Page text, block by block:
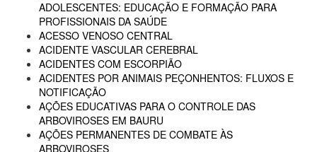
ADOLESCENTES: EDUCAÇÃO E FORMAÇÃO PARA
PROFISSIONAIS DA SAÚDE
ACESSO VENOSO CENTRAL
ACIDENTE VASCULAR CEREBRAL
ACIDENTES COM ESCORPIÃO
ACIDENTES POR ANIMAIS PEÇONHENTOS: FLUXOS E
NOTIFICAÇÃO
AÇÕES EDUCATIVAS PARA O CONTROLE DAS
ARBOVIROSES EM BAURU
AÇÕES PERMANENTES DE COMBATE ÀS
ARBOVIROSES